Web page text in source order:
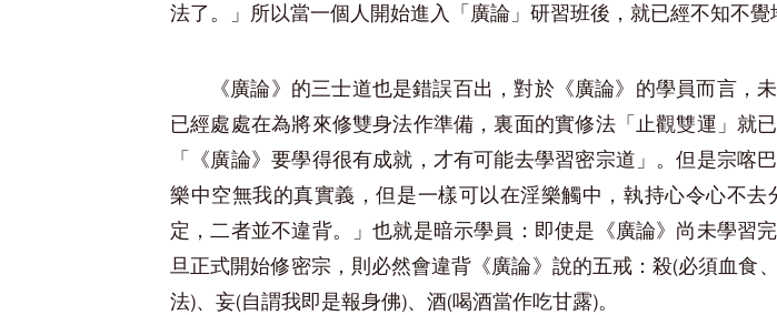
法了。」所以當一個人開始進入「廣論」研習班後，就已經不知不覺
《廣論》的三士道也是錯誤百出，對於《廣論》的學員而言
已經處處在為將來修雙身法作準備，裏面的實修法「止觀雙運」就
「《廣論》要學得很有成就，才有可能去學習密宗道」。但是宗
樂中空無我的真實義，但是一樣可以在淫樂觸中，執持心令心不
定，二者並不違背。」也就是暗示學員：即使是《廣論》尚未學習
旦正式開始修密宗，則必然會違背《廣論》說的五戒：殺(必須血食
法)、妄(自謂我即是報身佛)、酒(喝酒當作吃甘露)。